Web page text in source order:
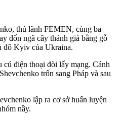
thủ lãnh FEMEN, cùng ba
đốn ngã cây thánh giá bằng gỗ
đô Kyiv của Ukraina.
điện thoại đòi lấy mạng. Cánh
trốn sang Pháp và sau
lập ra cơ sở huấn luyện
nầy.